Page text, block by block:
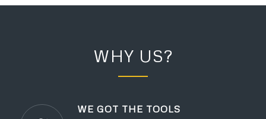
WHY US?
WE GOT THE TOOLS